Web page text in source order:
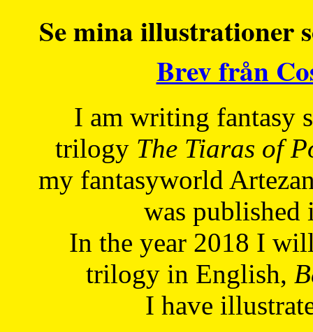
Se mina illustrationer
Brev från
I am writing fantasy
trilogy The Tiaras of
my fantasyworld
was published
In the year 2018 I
trilogy in English,
I have